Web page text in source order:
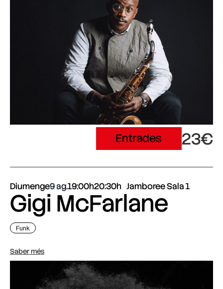
Entrades 23€
Diumenge9 ag.19:00h20:30h Jamboree Sala 1
Gigi McFarlane
Funk
Saber més